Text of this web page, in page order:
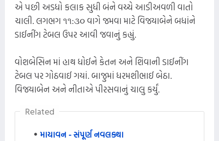
એ પછી અડધો કલાક સુધી બંને વચ્ચે આડીઅવળી વાતો
ચાલી. લગભગ ૧૧:૩૦ વાગે જમવા માટે વિજયાબેને બધાંને
ડાઈનીંગ ટેબલ ઉપર આવી જવાનું કહ્યું.
વોશબેસિન માં હાથ ધોઈને કેતન અને શિવાની ડાઈનીંગ
ટેબલ પર ગોઠવાઈ ગયાં. બાજુમાં ધરમશીભાઈ બેઠા.
વિજયાબેન અને નીતાએ પીરસવાનું ચાલુ કર્યું.
Related
માયાવન - સંપૂર્ણ નવલકથા